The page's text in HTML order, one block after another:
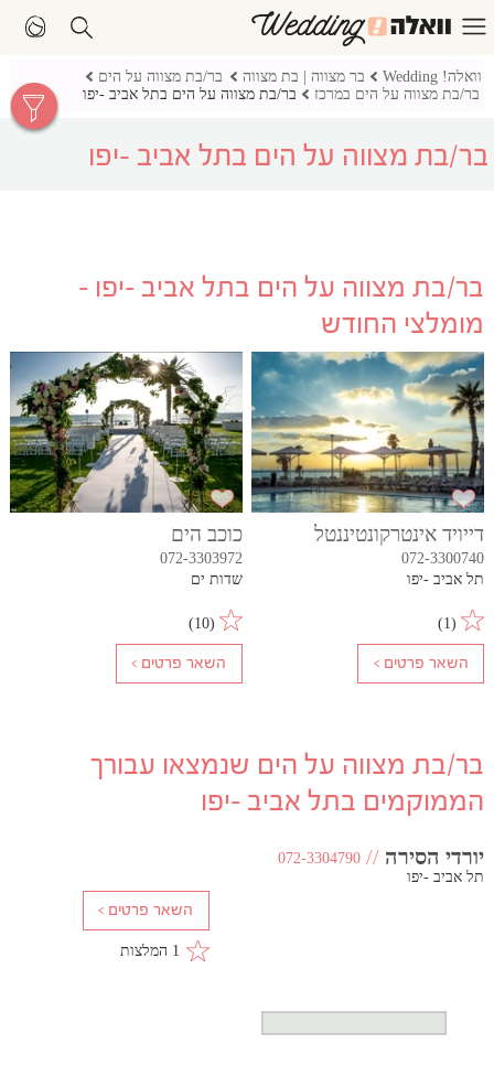
וואלה! Wedding בר מצווה | בת מצווה
בר/בת מצווה על הים
בר/בת מצווה על הים במרכז
בר/בת מצווה על הים בתל אביב -יפו
בר/בת מצווה על הים בתל אביב -יפו
בר/בת מצווה על הים בתל אביב -יפו -
מומלצי החודש
דייויד אינטרקונטיננטל
072-3300740
תל אביב -יפו
(
1
)
כוכב הים
072-3303972
שדות ים
(
10
)
בר/בת מצווה על הים שנמצאו עבורך
הממוקמים בתל אביב -יפו
יורדי הסירה //
072-3304790
תל אביב -יפו
1 המלצות